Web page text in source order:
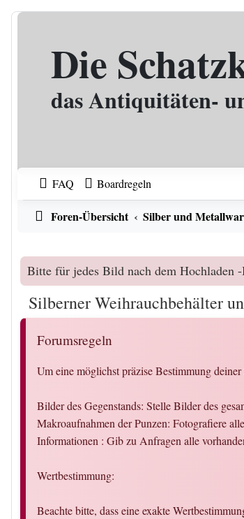
Zum Inhalt
Die
das Antiquitäten-
FAQ Boardregeln
Foren-Übersicht Silber und
Bitte für jedes Bild nach dem Hochladen
Silberner Weihrauchbehälter
Forumsregeln
Um eine möglichst präzise Bestimmung
Bilder des Gegenstands: Stelle Bilder des
Makroaufnahmen der Punzen: Fotografiere
Informationen : Gib zu Anfragen alle
Wertbestimmung:
Beachte bitte, dass eine exakte